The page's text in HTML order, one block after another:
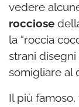
vedere
rocciose
la “roccia
strani
somigliare al
Il più